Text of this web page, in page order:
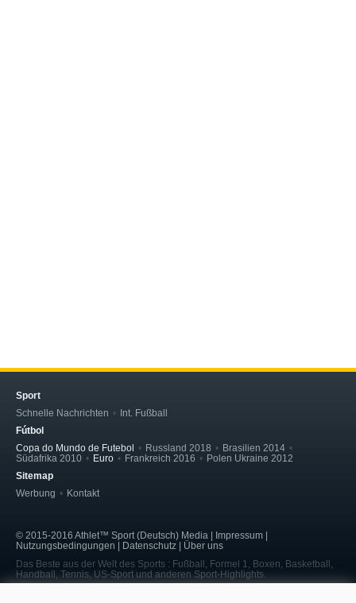
Sport
Schnelle Nachrichten
Int. Fußball
Fútbol
Copa do Mundo de Futebol
Russland 2018
Brasilien 2014
Südafrika 2010
Euro Frankreich 2016
Polen Ukraine 2012
Sitemap
Werbung
Kontakt
© 2015-2016 Athlet™ Sport (Deutsch) Media | Impressum |
Nutzungsbedingungen | Datenschutz | Über uns
Das Beste aus der Welt des Sports : Fußball, Formel 1, Boxen, Basketball,
Handball, Tennis, US-Sport und anderen Sport-Highlights.